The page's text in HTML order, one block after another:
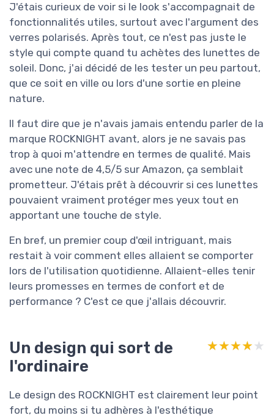
J'étais curieux de voir si le look s'accompagnait de
fonctionnalités utiles, surtout avec l'argument des
verres polarisés. Après tout, ce n'est pas juste le
style qui compte quand tu achètes des lunettes de
soleil. Donc, j'ai décidé de les tester un peu partout,
que ce soit en ville ou lors d'une sortie en pleine
nature.
Il faut dire que je n'avais jamais entendu parler de la
marque ROCKNIGHT avant, alors je ne savais pas
trop à quoi m'attendre en termes de qualité. Mais
avec une note de 4,5/5 sur Amazon, ça semblait
prometteur. J'étais prêt à découvrir si ces lunettes
pouvaient vraiment protéger mes yeux tout en
apportant une touche de style.
En bref, un premier coup d'œil intriguant, mais
restait à voir comment elles allaient se comporter
lors de l'utilisation quotidienne. Allaient-elles tenir
leurs promesses en termes de confort et de
performance ? C'est ce que j'allais découvrir.
Un design qui sort de
l'ordinaire
★★★★★
★★★★★
Le design des ROCKNIGHT est clairement leur point
fort, du moins si tu adhères à l'esthétique